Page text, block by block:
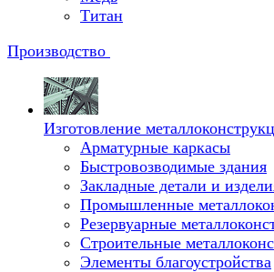
Титан
Производство
Изготовление
Арматурные каркасы
Быстровозводимые здания
Закладные детали и
Промышленные
Резервуарные
Строительные
Элементы благоустройства